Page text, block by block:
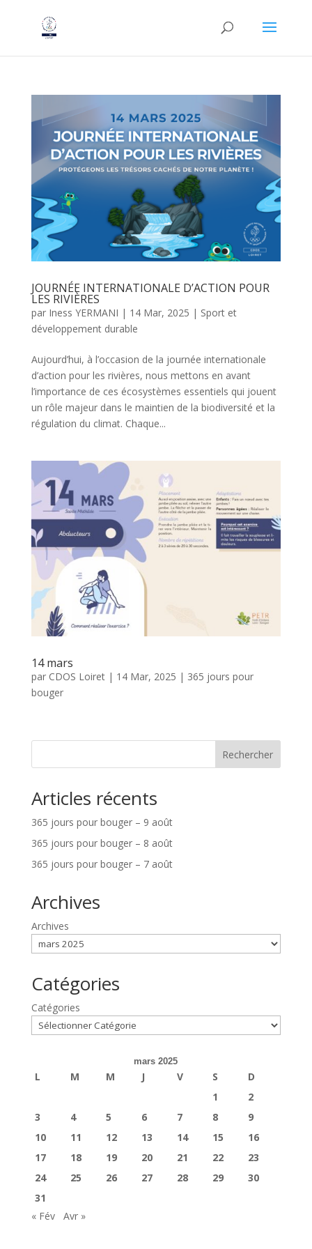
JOURNÉE INTERNATIONALE D’ACTION POUR
LES RIVIÈRES
par Iness YERMANI | 14 Mar, 2025 | Sport et
développement durable
Aujourd’hui, à l’occasion de la journée internationale
d’action pour les rivières, nous mettons en avant
l’importance de ces écosystèmes essentiels qui jouent
un rôle majeur dans le maintien de la biodiversité et la
régulation du climat. Chaque...
14 mars
par CDOS Loiret| 14 Mar, 2025 | 365 jours pour
bouger
Rechercher
Articles récents
365 jours pour bouger – 9 août
365 jours pour bouger – 8 août
365 jours pour bouger – 7 août
Archives
Archives
Catégories
Catégories
mars 2025
L M M J V S
D
1
2
3
4 5 6 7 8
9
10
11 12 13 14 15
16
17
18 19 20 21 22
23
24
25 26 27 28 29
30
31
« Fév
Avr »